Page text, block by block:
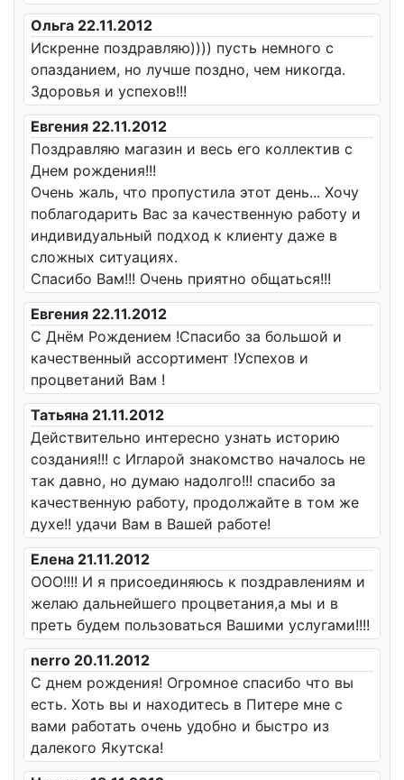
Ольга 22.11.2012
Искренне поздравляю)))) пусть немного с
опазданием, но лучше поздно, чем никогда.
Здоровья и успехов!!!
Евгения 22.11.2012
Поздравляю магазин и весь его коллектив с
Днем рождения!!!
Очень жаль, что пропустила этот день... Хочу
поблагодарить Вас за качественную работу и
индивидуальный подход к клиенту даже в
сложных ситуациях.
Спасибо Вам!!! Очень приятно общаться!!!
Евгения 22.11.2012
С Днём Рождением !Спасибо за большой и
качественный ассортимент !Успехов и
процветаний Вам !
Татьяна 21.11.2012
Действительно интересно узнать историю
создания!!! с Игларой знакомство началось не
так давно, но думаю надолго!!! спасибо за
качественную работу, продолжайте в том же
духе!! удачи Вам в Вашей работе!
Елена 21.11.2012
ООО!!!! И я присоединяюсь к поздравлениям и
желаю дальнейшего процветания,а мы и в
преть будем пользоваться Вашими услугами!!!!
nerro 20.11.2012
С днем рождения! Огромное спасибо что вы
есть. Хоть вы и находитесь в Питере мне с
вами работать очень удобно и быстро из
далекого Якутска!